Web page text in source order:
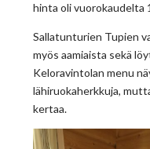
hinta oli vuorokaudelta
Sallatunturien Tupien
myös aamiaista sekä
Keloravintolan menu
lähiruokaherkkuja,
kertaa.